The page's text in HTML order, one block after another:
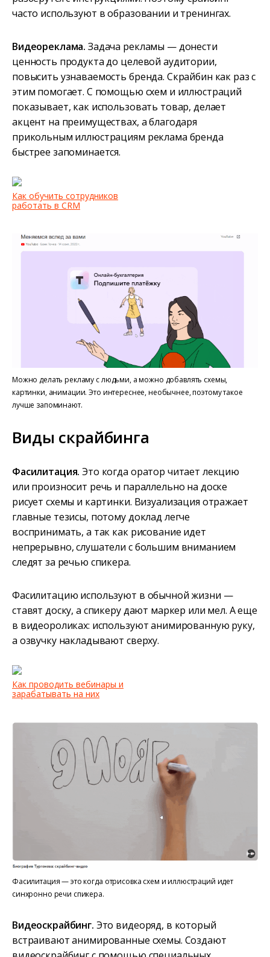
часто используют в образовании и тренингах.
Видеореклама.Задача рекламы — донести
ценность продукта до целевой аудитории,
повысить узнаваемость бренда. Скрайбин как раз с
этим помогает. С помощью схем и иллюстраций
показывает, как использовать товар, делает
акцент на преимуществах, а благодаря
прикольным иллюстрациям реклама бренда
быстрее запоминается.
Как обучить сотрудников
работать в CRM
Можно делать рекламу с людьми, а можно добавлять схемы,
картинки, анимации. Это интереснее, необычнее, поэтому такое
лучше запоминают.
Виды скрайбинга
Фасилитация. Это когда оратор читает лекцию
или произносит речь и параллельно на доске
рисует схемы и картинки. Визуализация отражает
главные тезисы, потому доклад легче
воспринимать, а так как рисование идет
непрерывно, слушатели с большим вниманием
следят за речью спикера.
Фасилитацию используют в обычной жизни —
ставят доску, а спикеру дают маркер или мел. А еще
в видеороликах: используют анимированную руку,
а озвучку накладывают сверху.
Как проводить вебинары и
зарабатывать на них
Фасилитация — это когда отрисовка схем и иллюстраций идет
синхронно речи спикера.
Видеоскрайбинг. Это видеоряд, в который
встраивают анимированные схемы. Создают